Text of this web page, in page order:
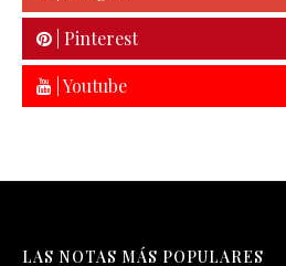
| Pinterest
| Youtube
LAS NOTAS MÁS POPULARES